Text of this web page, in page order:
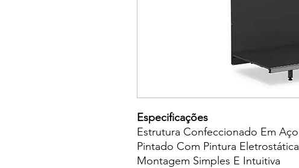
Especificações
Estrutura Confeccionado Em Aço
Pintado Com Pintura Eletrostática
Montagem Simples E Intuitiva